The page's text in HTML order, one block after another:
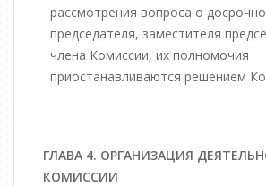
рассмотрения вопроса о
председателя, заместителя
члена Комиссии, их полномочия
приостанавливаются решением
ГЛАВА 4. ОРГАНИЗАЦИЯ
КОМИССИИ